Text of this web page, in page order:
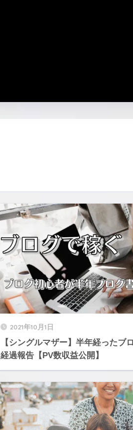
2021年10月1日
【シングルマザー】半年経ったブ
経過報告【PV数収益公開】